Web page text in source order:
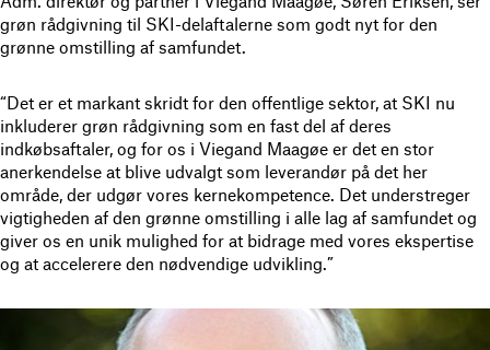
grøn rådgivning til SKI-delaftalerne som godt nyt for den
grønne omstilling af samfundet.
“Det er et markant skridt for den offentlige sektor, at SKI nu
inkluderer grøn rådgivning som en fast del af deres
indkøbsaftaler, og for os i Viegand Maagøe er det en stor
anerkendelse at blive udvalgt som leverandør på det her
område, der udgør vores kernekompetence. Det understreger
vigtigheden af den grønne omstilling i alle lag af samfundet og
giver os en unik mulighed for at bidrage med vores ekspertise
og at accelerere den nødvendige udvikling.”